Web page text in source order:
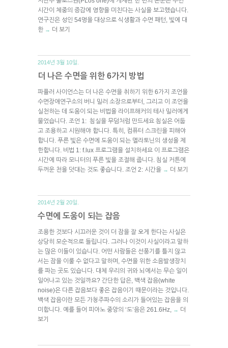
시간이 체중의 증감에 영향을 미친다는 사실을 보고했습니다.
연구진은 성인 54명을 대상으로 식생활과 수면 패턴, 빛에 대
한 → 더 보기
2014년 3월 10일.
더 나은 수면을 위한 6가지 방법
파퓰러 사이언스는 더 나은 수면을 취하기 위한 6가지 조언을
수면장애연구소의 버니 밀러 소장으로부터, 그리고 이 조언을
실천하는 데 도움이 되는 비법을 라이프해커의 테사 밀러에게
물었습니다. 조언 1: 침실을 무덤처럼 만드세요 침실은 어둡
고 조용하고 시원해야 합니다. 특히, 컴퓨터 스크린을 피해야
합니다. 푸른 빛은 수면에 도움이 되는 멜라토닌의 생성을 제
한합니다. 비법 1: f.lux 프로그램을 설치하세요 이 프로그램은
시간에 따라 모니터의 푸른 빛을 조절해 줍니다. 침실 커튼에
두꺼운 천을 덧대는 것도 좋습니다. 조언 2: 시간을 → 더 보기
2014년 2월 20일.
수면에 도움이 되는 잡음
조용한 것보다 시끄러운 것이 더 잠을 잘 오게 한다는 사실은
상당히 모순적으로 들립니다. 그러나 이것이 사실이라고 말하
는 많은 이들이 있습니다. 어떤 사람들은 선풍기를 틀지 않고
서는 잠을 이룰 수 없다고 말하며, 수면을 위한 소음발생장치
를 파는 곳도 있습니다. 대체 우리의 귀와 뇌에서는 무슨 일이
일어나고 있는 것일까요? 간단한 답은, 백색 잡음(white
noise)은 다른 잡음보다 좋은 잡음이기 때문이라는 것입니다.
백색 잡음이란 모든 가청주파수의 소리가 들어있는 잡음을 의
미합니다. 예를 들어 피아노 중앙의 ‘도’음은 261.6Hz,
→ 더
보기